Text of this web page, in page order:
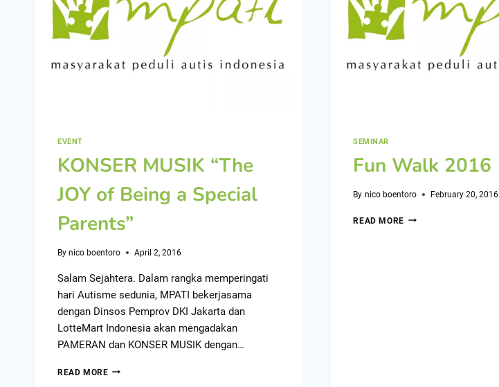
EVENT
KONSER MUSIK “The
JOY of Being a Special
Parents”
By nico boentoro April 2, 2016
Salam Sejahtera. Dalam rangka memperingati
hari Autisme sedunia, MPATI bekerjasama
dengan Dinsos Pemprov DKI Jakarta dan
LotteMart Indonesia akan mengadakan
PAMERAN dan KONSER MUSIK dengan…
READ MORE
SEMINAR
Fun Walk 2016
By nico boentoro February 20, 2016
READ MORE